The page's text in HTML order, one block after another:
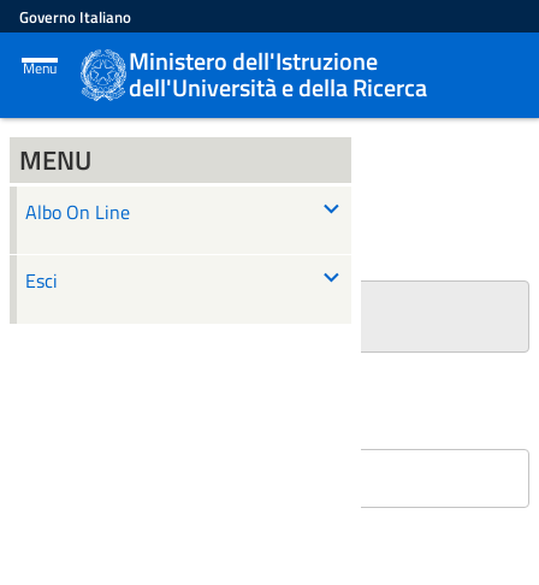
Governo Italiano
Menu Ministero dell'Istruzione
dell'Università e della Ricerca
MENU
Albo On Line
Esci
ALBO ON LINE
Ricerca